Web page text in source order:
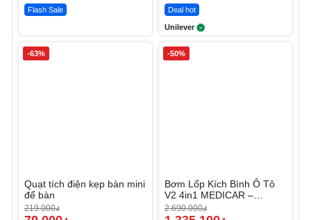
Flash Sale Deal hot
Unilever
-63%
Quạt tích điện kẹp bàn mini
để bàn
219.000đ
-50%
Bơm Lốp Kích Bình Ô Tô
V2 4in1 MEDICAR –
12.000mAh
2.690.000đ